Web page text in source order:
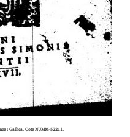
: Gallica. Cote NUMM-52211.